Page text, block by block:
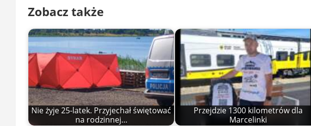
Zobacz także
Nie żyje 25-latek. Przyjechał świętować
na rodzinnej…
Przejdzie 1300 kilometrów dla
Marcelinki